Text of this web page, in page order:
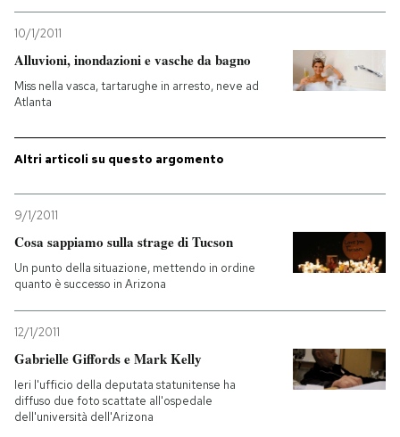
Entra
10/1/2011
Alluvioni, inondazioni e vasche da bagno
Miss nella vasca, tartarughe in arresto, neve ad
Atlanta
Altri articoli su questo argomento
9/1/2011
Cosa sappiamo sulla strage di Tucson
Un punto della situazione, mettendo in ordine
quanto è successo in Arizona
12/1/2011
Gabrielle Giffords e Mark Kelly
Ieri l'ufficio della deputata statunitense ha
diffuso due foto scattate all'ospedale
dell'università dell'Arizona